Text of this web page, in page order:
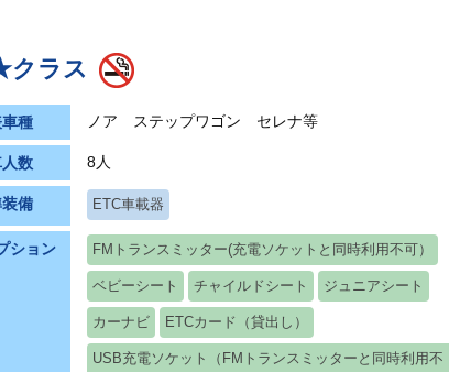
ラス
種 ノア ステップワゴン セレナ等
数 8人
備 ETC車載器
ション FMトランスミッター(充電ソケットと同時利用不可）
ベビーシート チャイルドシート ジュニアシート
カーナビ ETCカード（貸出し）
USB充電ソケット（FMトランスミッターと同時利用不